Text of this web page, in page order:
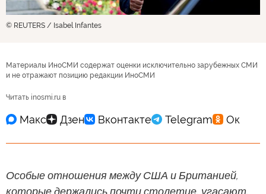
© REUTERS / Isabel Infantes
Материалы ИноСМИ содержат оценки исключительно зарубежных СМИ
и не отражают позицию редакции ИноСМИ
Читать inosmi.ru в
Особые отношения между США и Британией,